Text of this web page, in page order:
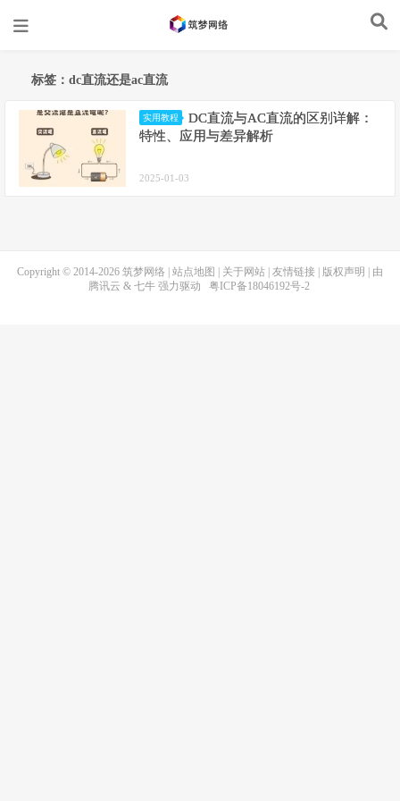
标签：dc直流还是ac直流
实用教程
DC直流与AC直流的区别详解：
特性、应用与差异解析
2025-01-03
Copyright © 2014-2026 筑梦网络 站点地图 关于网站 友情链接 版权声明
| 由
腾讯云 & 七牛强力驱动 粤ICP备18046192号-2